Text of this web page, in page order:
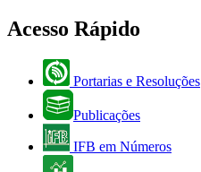
Acesso Rápido
Portarias e Resoluções
Publicações
IFB em Números